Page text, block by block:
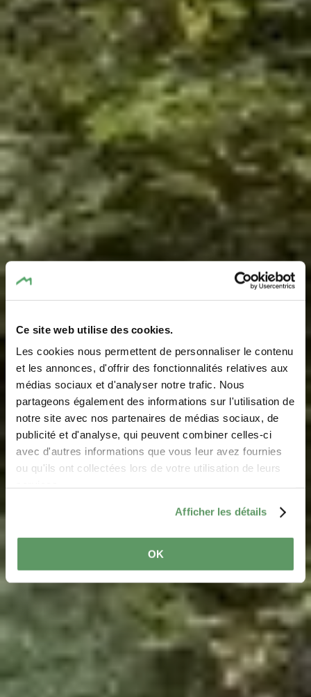
Ce site web utilise des cookies.
Les cookies nous permettent de personnaliser le contenu
et les annonces, d'offrir des fonctionnalités relatives aux
médias sociaux et d'analyser notre trafic. Nous
partageons également des informations sur l'utilisation de
notre site avec nos partenaires de médias sociaux, de
publicité et d'analyse, qui peuvent combiner celles-ci
avec d'autres informations que vous leur avez fournies
ou qu'ils ont collectées lors de votre utilisation de leurs
Afficher les détails
OK
Découvrir la Région
Mullerthal